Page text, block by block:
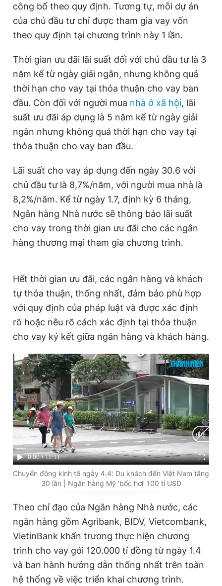
công bố theo quy định. Tương tự, mỗi dự án
của chủ đầu tư chỉ được tham gia vay vốn
theo quy định tại chương trình này 1 lần.
Thời gian ưu đãi lãi suất đối với chủ đầu tư là 3
năm kể từ ngày giải ngân, nhưng không quá
thời hạn cho vay tại thỏa thuận cho vay ban
đầu. Còn đối với người mua nhà ở xã hội, lãi
suất ưu đãi áp dụng là 5 năm kể từ ngày giải
ngân nhưng không quá thời hạn cho vay tại
thỏa thuận cho vay ban đầu.
Lãi suất cho vay áp dụng đến ngày 30.6 với
chủ đầu tư là 8,7%/năm, với người mua nhà là
8,2%/năm. Kể từ ngày 1.7, định kỳ 6 tháng,
Ngân hàng Nhà nước sẽ thông báo lãi suất
cho vay trong thời gian ưu đãi cho các ngân
hàng thương mại tham gia chương trình.
Hết thời gian ưu đãi, các ngân hàng và khách
tự thỏa thuận, thống nhất, đảm bảo phù hợp
với quy định của pháp luật và được xác định
rõ hoặc nêu rõ cách xác định tại thỏa thuận
cho vay ký kết giữa ngân hàng và khách hàng.
C
u
n
t
i
0:00 / D
u
r
a
12:11
Chuyển động kinh tế ngày 4.4: Du khách đến Việt Nam tăng
30 lần | Ngân hàng Mỹ ‘bốc hơi’ 100 tỉ USD
Theo chỉ đạo của Ngân hàng Nhà nước, các
ngân hàng gồm Agribank, BIDV, Vietcombank,
VietinBank khẩn trương thực hiện chương
trình cho vay gói 120.000 tỉ đồng từ ngày 1.4
và ban hành hướng dẫn thống nhất trên toàn
hệ thống về việc triển khai chương trình.